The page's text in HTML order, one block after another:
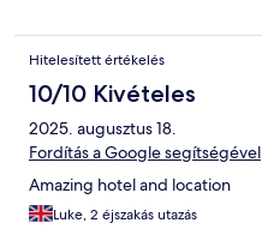
Hitelesített értékelés
10/10 Kivételes
2025. augusztus 18.
Fordítás a Google segítségével
Amazing hotel and location
Luke, 2 éjszakás utazás